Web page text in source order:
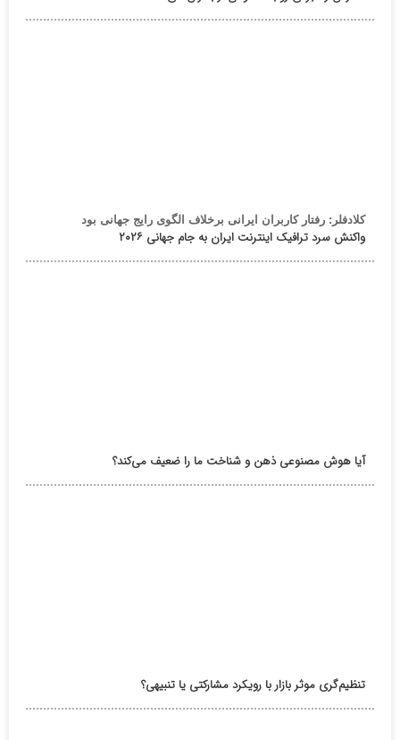
کلادفلر: رفتار کاربران ایرانی برخلاف الگوی رایج جهانی بود
واکنش سرد ترافیک اینترنت ایران به جام جهانی ۲۰۲۶
آیا هوش مصنوعی ذهن و شناخت ما را ضعیف می‌کند؟
تنظیم‌گری موثر بازار با رویکرد مشارکتی یا تنبیهی؟